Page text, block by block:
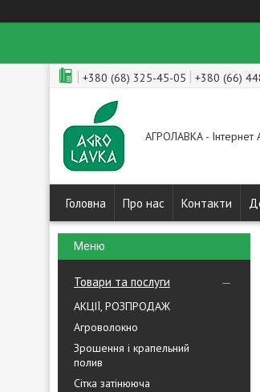
+380 (68) 325-45-05 +380 (66)
АГРОЛАВКА - Інтернет
Головна Про нас Контакти
Товари та послуги
АКЦІЇ, РОЗПРОДАЖ
Агроволокно
Зрошення і крапельний
полив
Сітка затінююча